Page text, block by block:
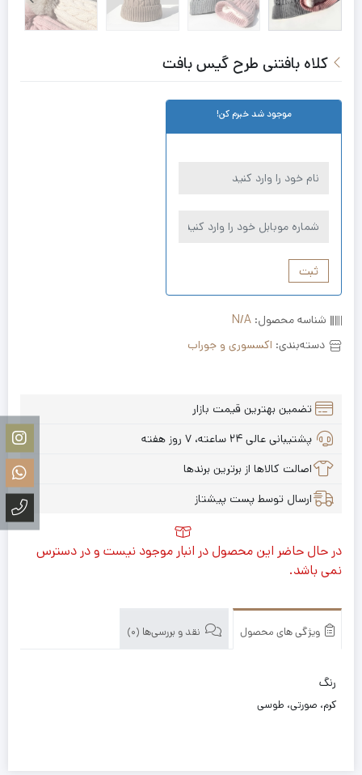
کلاه بافتنی طرح گیس بافت
موجود شد خبرم کن!
ثبت
شناسه محصول: N/A
دسته‌بندی: اکسسوری و جوراب
تضمین بهترین قیمت بازار
پشتیبانی عالی ۲۴ ساعته، ۷ روز هفته
اصالت کالاها از برترین برندها
ارسال توسط پست پیشتاز
در حال حاضر این محصول در انبار موجود نیست و در دسترس
نمی باشد.
ویژگی های محصول نقد و بررسی‌ها (0)
رنگ
کرم، صورتی، طوسی